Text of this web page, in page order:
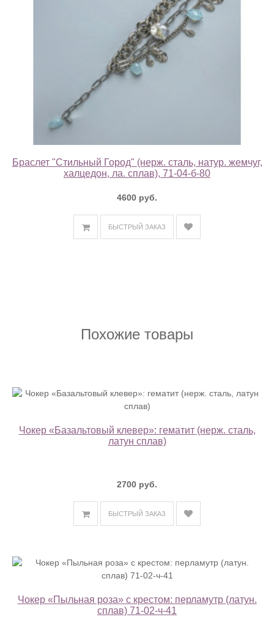
Браслет "Стильный Город" (нерж. сталь, натур. жемчуг,
халцедон, ла. сплав), 71-04-б-80
4600 руб.
БЫСТРЫЙ ЗАКАЗ
Похожие товары
Чокер «Базальтовый клевер»: гематит (нерж. сталь,
латун сплав)
2700 руб.
БЫСТРЫЙ ЗАКАЗ
Чокер «Пыльная роза» с крестом: перламутр (латун.
сплав) 71-02-ч-41